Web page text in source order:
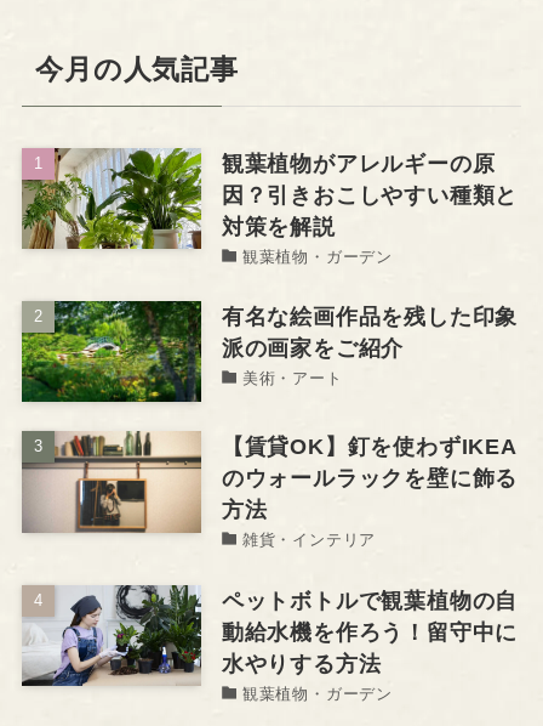
今月の人気記事
観葉植物がアレルギーの原
因？引きおこしやすい種類と
対策を解説
観葉植物・ガーデン
有名な絵画作品を残した印象
派の画家をご紹介
美術・アート
【賃貸OK】釘を使わずIKEA
のウォールラックを壁に飾る
方法
雑貨・インテリア
ペットボトルで観葉植物の自
動給水機を作ろう！留守中に
水やりする方法
観葉植物・ガーデン